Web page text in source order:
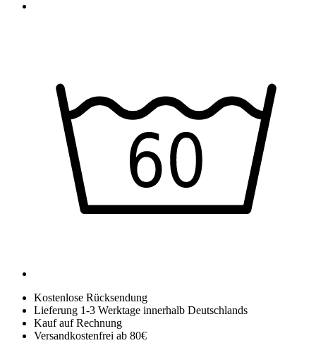
Kostenlose Rücksendung
Lieferung 1-3 Werktage innerhalb Deutschlands
Kauf auf Rechnung
Versandkostenfrei ab 80€